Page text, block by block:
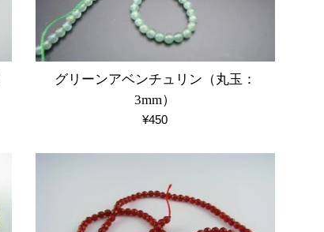
グリーンアベンチュリン（丸玉：
3mm）
通
価
¥450